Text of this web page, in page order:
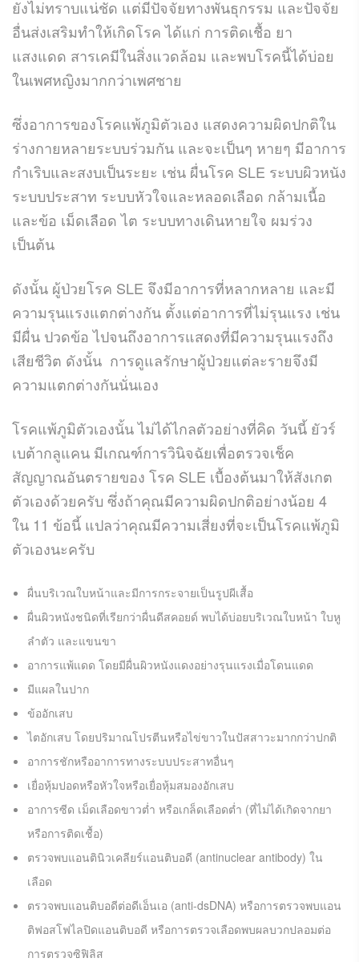
ยังไม่ทราบแน่ชัด แต่มีปัจจัยทางพันธุกรรม และปัจจัย
อื่นส่งเสริมทำให้เกิดโรค ได้แก่ การติดเชื้อ ยา
แสงแดด สารเคมีในสิ่งแวดล้อม และพบโรคนี้ได้บ่อย
ในเพศหญิงมากกว่าเพศชาย
ซึ่งอาการของโรคแพ้ภูมิตัวเอง แสดงความผิดปกติใน
ร่างกายหลายระบบร่วมกัน และจะเป็นๆ หายๆ มีอาการ
กำเริบและสงบเป็นระยะ เช่น ผื่นโรค SLE ระบบผิวหนัง
ระบบประสาท ระบบหัวใจและหลอดเลือด กล้ามเนื้อ
และข้อ เม็ดเลือด ไต ระบบทางเดินหายใจ ผมร่วง
เป็นต้น
ดังนั้น ผู้ป่วยโรค SLE จึงมีอาการที่หลากหลาย และมี
ความรุนแรงแตกต่างกัน ตั้งแต่อาการที่ไม่รุนแรง เช่น
มีผื่น ปวดข้อ ไปจนถึงอาการแสดงที่มีความรุนแรงถึง
เสียชีวิต ดังนั้น การดูแลรักษาผู้ป่วยแต่ละรายจึงมี
ความแตกต่างกันนั่นเอง
โรคแพ้ภูมิตัวเองนั้น ไม่ได้ไกลตัวอย่างที่คิด วันนี้ ยัวร์
เบต้ากลูแคน มีเกณฑ์การวินิจฉัยเพื่อตรวจเช็ค
สัญญาณอันตรายของ โรค SLE เบื้องต้นมาให้สังเกต
ตัวเองด้วยครับ ซึ่งถ้าคุณมีความผิดปกติอย่างน้อย 4
ใน 11 ข้อนี้ แปลว่าคุณมีความเสี่ยงที่จะเป็นโรคแพ้ภูมิ
ตัวเองนะครับ
ผื่นบริเวณใบหน้าและมีการกระจายเป็นรูปผีเสื้อ
ผื่นผิวหนังชนิดที่เรียกว่าผื่นดีสคอยด์ พบได้บ่อยบริเวณใบหน้า ใบหู
ลำตัว และแขนขา
อาการแพ้แดด โดยมีผื่นผิวหนังแดงอย่างรุนแรงเมื่อโดนแดด
มีแผลในปาก
ข้ออักเสบ
ไตอักเสบ โดยปริมาณโปรตีนหรือไข่ขาวในปัสสาวะมากกว่าปกติ
อาการชักหรืออาการทางระบบประสาทอื่นๆ
เยื่อหุ้มปอดหรือหัวใจหรือเยื่อหุ้มสมองอักเสบ
อาการซีด เม็ดเลือดขาวต่ำ หรือเกล็ดเลือดต่ำ (ที่ไม่ได้เกิดจากยา
หรือการติดเชื้อ)
ตรวจพบแอนตินิวเคลียร์แอนติบอดี (antinuclear antibody) ใน
เลือด
ตรวจพบแอนติบอดีต่อดีเอ็นเอ (anti-dsDNA) หรือการตรวจพบแอน
ติฟอสโฟไลปิดแอนติบอดี หรือการตรวจเลือดพบผลบวกปลอมต่อ
การตรวจซิฟิลิส